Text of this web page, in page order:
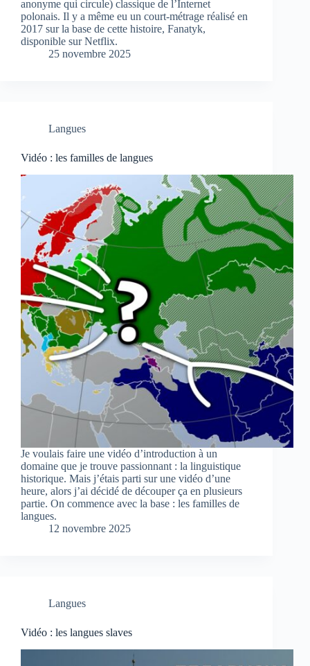
anonyme qui circule) classique de l’Internet
polonais. Il y a même eu un court-métrage réalisé en
2017 sur la base de cette histoire, Fanatyk,
disponible sur Netflix.
25 novembre 2025
Langues
Vidéo : les familles de langues
Je voulais faire une vidéo d’introduction à un
domaine que je trouve passionnant : la linguistique
historique. Mais j’étais parti sur une vidéo d’une
heure, alors j’ai décidé de découper ça en plusieurs
partie. On commence avec la base : les familles de
langues.
12 novembre 2025
Langues
Vidéo : les langues slaves